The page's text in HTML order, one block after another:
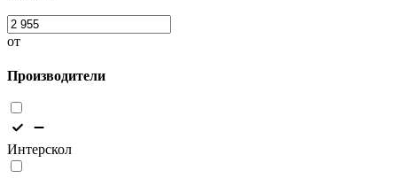
от
Производители
Интерскол